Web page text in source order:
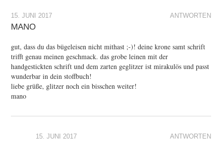
ANTWORTEN
15. JUNI 2017
MANO
gut, dass du das bügeleisen nicht mithast ;-)! deine krone samt schrift
trifft genau meinen geschmack. das grobe leinen mit der
handgestickten schrift und dem zarten geglitzer ist mirakulös und passt
wunderbar in dein stoffbuch!
liebe grüße, glitzer noch ein bisschen weiter!
mano
ANTWORTEN
15. JUNI 2017